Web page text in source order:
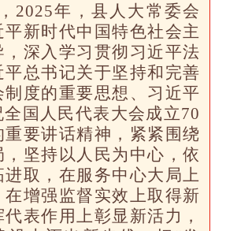
2025年，县人大常委会
新时代中国特色社会主
，深入学习贯彻习近平法
总书记关于坚持和完善
制度的重要思想、习近平
国人民代表大会成立70
重要讲话精神，紧紧围绕
坚持以人民为中心，依
取，在服务中心大局上
在增强监督实效上取得新
表作用上彰显新活力，